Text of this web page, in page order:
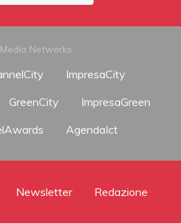
Networks
ImpresaCity
GreenCity
ImpresaGreen
AgendaIct
Newsletter Redazione